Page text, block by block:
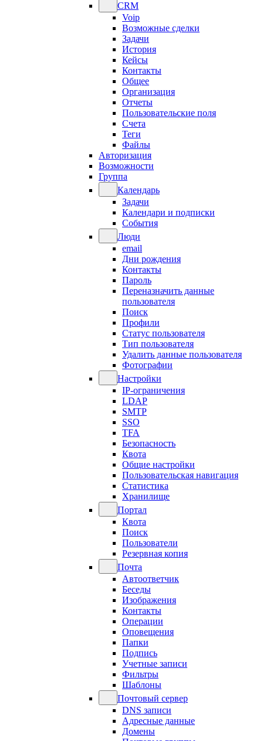
CRM
Voip
Возможные сделки
Задачи
История
Кейсы
Контакты
Общее
Организация
Отчеты
Пользовательские поля
Счета
Теги
Файлы
Авторизация
Возможности
Группа
Календарь
Задачи
Календари и подписки
События
Люди
email
Дни рождения
Контакты
Пароль
Переназначить данные
пользователя
Поиск
Профили
Статус пользователя
Тип пользователя
Удалить данные пользователя
Фотографии
Настройки
IP-ограничения
LDAP
SMTP
SSO
TFA
Безопасность
Квота
Общие настройки
Пользовательская навигация
Статистика
Хранилище
Портал
Квота
Поиск
Пользователи
Резервная копия
Почта
Автоответчик
Беседы
Изображения
Контакты
Операции
Оповещения
Папки
Подпись
Учетные записи
Фильтры
Шаблоны
Почтовый сервер
DNS записи
Адресные данные
Домены